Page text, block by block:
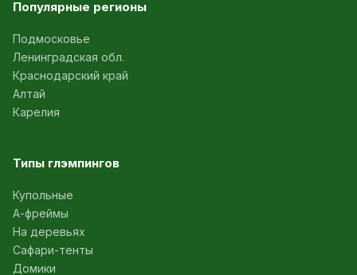
Популярные регионы
Подмосковье
Ленинградская обл.
Краснодарский край
Алтай
Карелия
Типы глэмпингов
Купольные
А-фреймы
На деревьях
Сафари-тенты
Домики